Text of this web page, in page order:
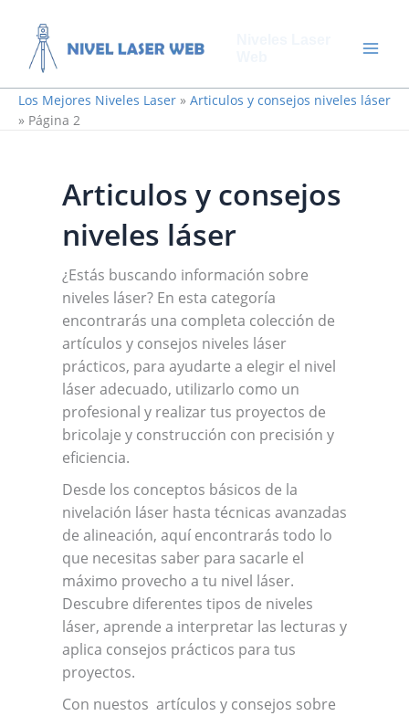
contenido
Los Mejores Niveles Laser » Articulos y consejos niveles láser
» Página 2
Articulos y consejos
niveles láser
¿Estás buscando información sobre
niveles láser? En esta categoría
encontrarás una completa colección de
artículos y consejos niveles láser
prácticos, para ayudarte a elegir el nivel
láser adecuado, utilizarlo como un
profesional y realizar tus proyectos de
bricolaje y construcción con precisión y
eficiencia.
Desde los conceptos básicos de la
nivelación láser hasta técnicas avanzadas
de alineación, aquí encontrarás todo lo
que necesitas saber para sacarle el
máximo provecho a tu nivel láser.
Descubre diferentes tipos de niveles
láser, aprende a interpretar las lecturas y
aplica consejos prácticos para tus
proyectos.
Con nuestos artículos y consejos sobre